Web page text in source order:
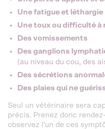
Une fatigue et léthargie
Une toux ou difficulté à
Des vomissements
Des ganglions
(au niveau du cou, des
Des sécrétions
Des plaies qui ne
Seul un vétérinaire sera
précis. Prenez donc
observez l'un de ces